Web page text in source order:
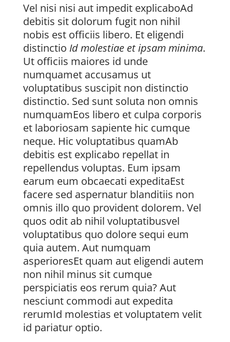
Vel nisi nisi aut impedit explicaboAd
debitis sit dolorum fugit non nihil
nobis est officiis libero. Et eligendi
distinctio Id molestiae et ipsam minima.
Ut officiis maiores id unde
numquamet accusamus ut
voluptatibus suscipit non distinctio
distinctio. Sed sunt soluta non omnis
numquamEos libero et culpa corporis
et laboriosam sapiente hic cumque
neque. Hic voluptatibus quamAb
debitis est explicabo repellat in
repellendus voluptas. Eum ipsam
earum eum obcaecati expeditaEst
facere sed aspernatur blanditiis non
omnis illo quo provident dolorem. Vel
quos odit ab nihil voluptatibusvel
voluptatibus quo dolore sequi eum
quia autem. Aut numquam
asperioresEt quam aut eligendi autem
non nihil minus sit cumque
perspiciatis eos rerum quia? Aut
nesciunt commodi aut expedita
rerumId molestias et voluptatem velit
id pariatur optio.